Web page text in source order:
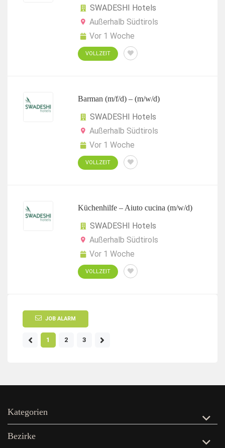
SWADESHI Hotels
Außerhalb Südtirols
Vor 1 Woche
VOLLZEIT
Barman (m/f/d) – (m/w/d)
SWADESHI Hotels
Außerhalb Südtirols
Vor 1 Woche
VOLLZEIT
Küchenhilfe – Aiuto cucina (m/w/d)
SWADESHI Hotels
Außerhalb Südtirols
Vor 1 Woche
VOLLZEIT
JOB ALARM
1 2 3
Kategorien
Bezirke